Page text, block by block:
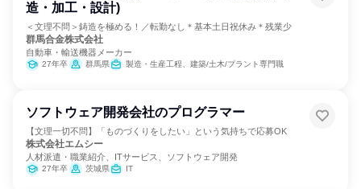
造・加工・設計)
＜文理不問＞鋳造を極める！／転勤なし＊基本土日祝休み＊残業少
群馬合金株式会社
自動車・輸送機器メーカー
27年卒 群馬県 製造・生産工程、建築/土木/プラント専門職
ソフトウェア開発会社のプログラマー
【文理一切不問】「ものづくりをしたい」という気持ちで応募OK
株式会社エムシー
人材派遣・職業紹介、ITサービス、ソフトウェア開発
27年卒 茨城県 IT